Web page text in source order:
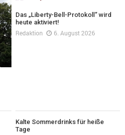
Das „Liberty-Bell-Protokoll“ wird
heute aktiviert!
Redaktion 6. August 2026
Kalte Sommerdrinks für heiße
Tage